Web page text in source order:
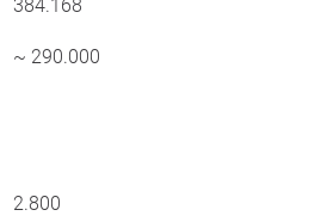
384.168
~ 290.000
2.800